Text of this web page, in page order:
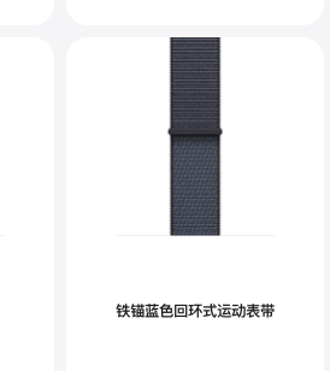
铁锚蓝色回环式运动表带